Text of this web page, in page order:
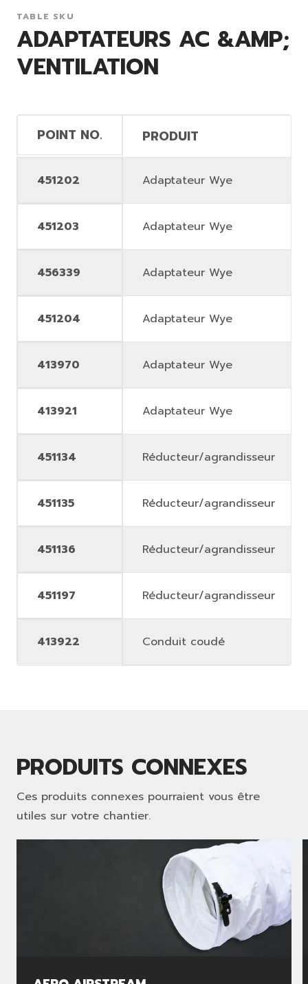
TABLE SKU
ADAPTATEURS AC &AMP;
VENTILATION
POINT NO. PRODUIT
451202 Adaptateur Wye
451203 Adaptateur Wye
456339 Adaptateur Wye
451204 Adaptateur Wye
413970 Adaptateur Wye
413921 Adaptateur Wye
451134 Réducteur/agrandisseur
451135 Réducteur/agrandisseur
451136 Réducteur/agrandisseur
451197 Réducteur/agrandisseur
413922 Conduit coudé
PRODUITS CONNEXES
Ces produits connexes pourraient vous être
utiles sur votre chantier.